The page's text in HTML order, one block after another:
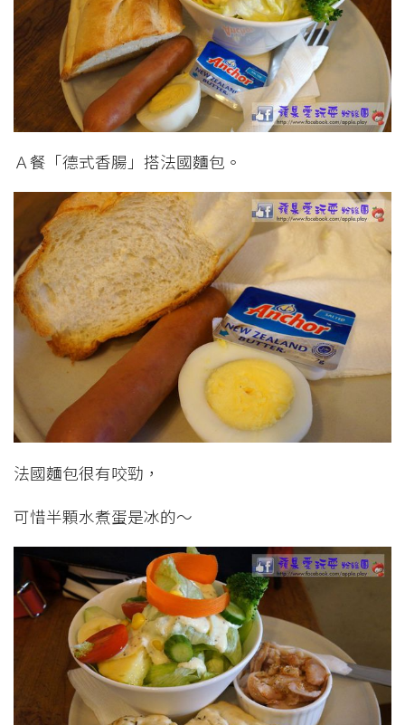
Ａ餐「德式香腸」搭法國麵包。
法國麵包很有咬勁，
可惜半顆水煮蛋是冰的～